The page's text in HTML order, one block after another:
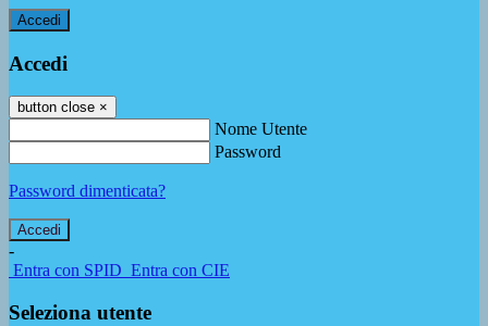
Accedi
Accedi
button close ×
Nome Utente
Password
Password dimenticata?
-
Entra con SPID Entra con CIE
Seleziona utente